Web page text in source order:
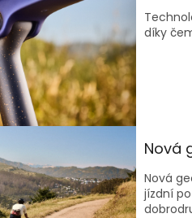
díky
Nová
Nová
jízdní